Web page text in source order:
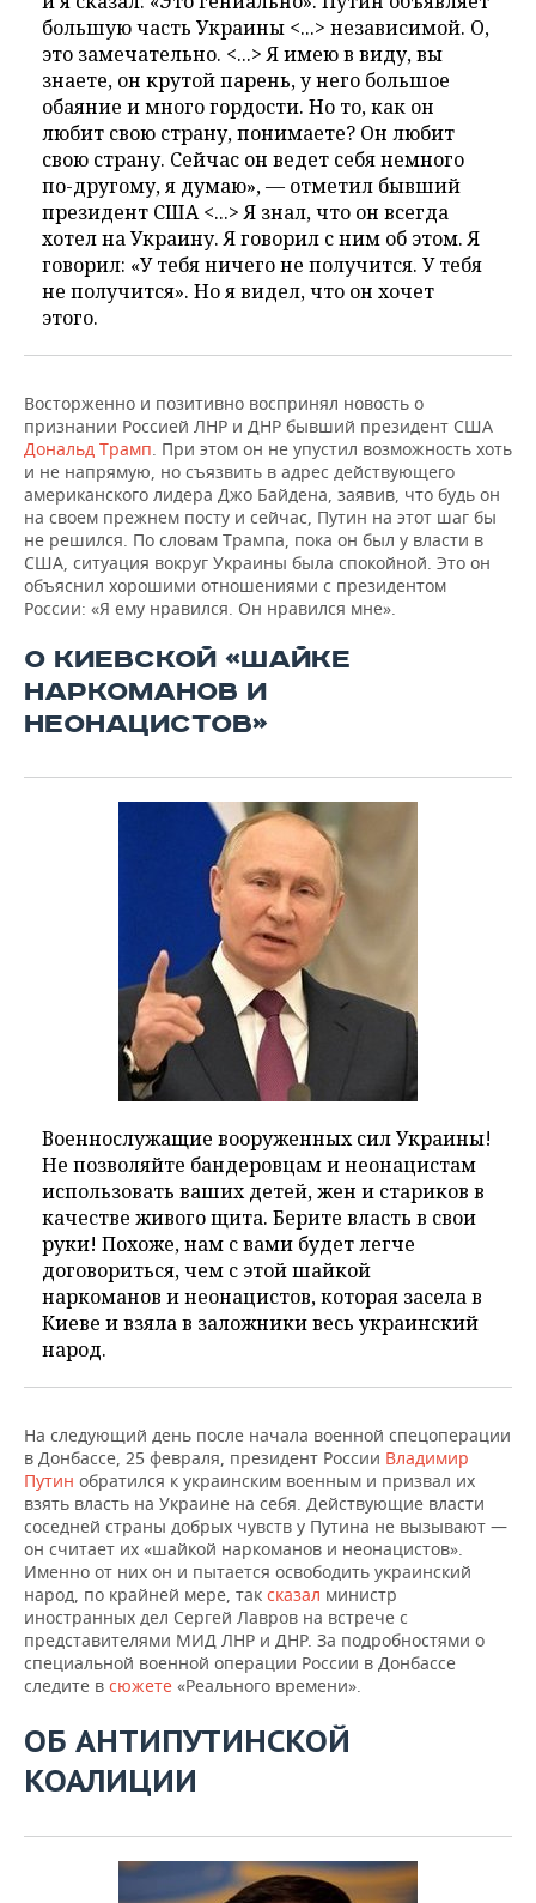
большую часть Украины <...> независимой. О,
это замечательно. <...> Я имею в виду, вы
знаете, он крутой парень, у него большое
обаяние и много гордости. Но то, как он
любит свою страну, понимаете? Он любит
свою страну. Сейчас он ведет себя немного
по-другому, я думаю», — отметил бывший
президент США <...> Я знал, что он всегда
хотел на Украину. Я говорил с ним об этом. Я
говорил: «У тебя ничего не получится. У тебя
не получится». Но я видел, что он хочет
этого.
Восторженно и позитивно воспринял новость о
признании Россией ЛНР и ДНР бывший президент США
Дональд Трамп. При этом он не упустил возможность хоть
и не напрямую, но съязвить в адрес действующего
американского лидера Джо Байдена, заявив, что будь он
на своем прежнем посту и сейчас, Путин на этот шаг бы
не решился. По словам Трампа, пока он был у власти в
США, ситуация вокруг Украины была спокойной. Это он
объяснил хорошими отношениями с президентом
России: «Я ему нравился. Он нравился мне».
О КИЕВСКОЙ «ШАЙКЕ
НАРКОМАНОВ И
НЕОНАЦИСТОВ»
Военнослужащие вооруженных сил Украины!
Не позволяйте бандеровцам и неонацистам
использовать ваших детей, жен и стариков в
качестве живого щита. Берите власть в свои
руки! Похоже, нам с вами будет легче
договориться, чем с этой шайкой
наркоманов и неонацистов, которая засела в
Киеве и взяла в заложники весь украинский
народ.
На следующий день после начала военной спецоперации
в Донбассе, 25 февраля, президент России Владимир
Путин обратился к украинским военным и призвал их
взять власть на Украине на себя. Действующие власти
соседней страны добрых чувств у Путина не вызывают —
он считает их «шайкой наркоманов и неонацистов».
Именно от них он и пытается освободить украинский
народ, по крайней мере, так сказал министр
иностранных дел Сергей Лавров на встрече с
представителями МИД ЛНР и ДНР. За подробностями о
специальной военной операции России в Донбассе
следите в сюжете «Реального времени».
ОБ АНТИПУТИНСКОЙ
КОАЛИЦИИ